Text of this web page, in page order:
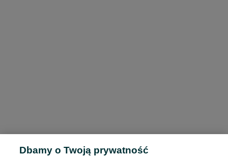
Dbamy o Twoją prywatność